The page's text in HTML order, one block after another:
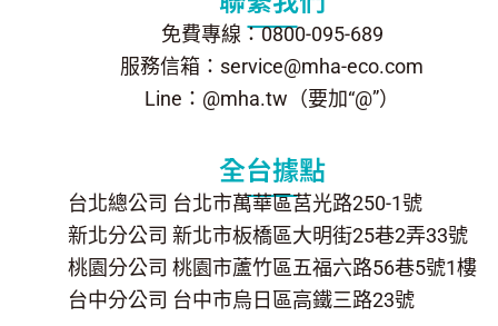
免費專線：0800-095-689
服務信箱：service@mha-eco.com
Line：@mha.tw（要加“@”）
全台據點
台北總公司 台北市萬華區莒光路250-1號
新北分公司 新北市板橋區大明街25巷2弄33號
桃園分公司 桃園市蘆竹區五福六路56巷5號1樓
台中分公司 台中市烏日區高鐵三路23號